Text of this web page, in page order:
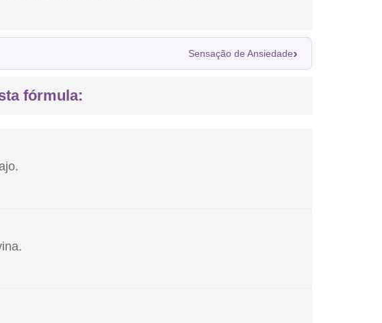
Sensação de Ansiedade›
fórmula: